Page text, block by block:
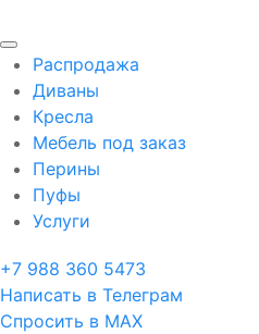
Распродажа
Диваны
Кресла
Мебель под заказ
Перины
Пуфы
Услуги
+7 988 360 5473
Написать в Телеграм
Спросить в MAX